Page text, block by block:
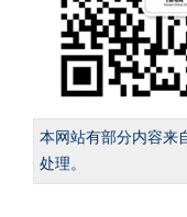
本网站有部分内容来
处理。